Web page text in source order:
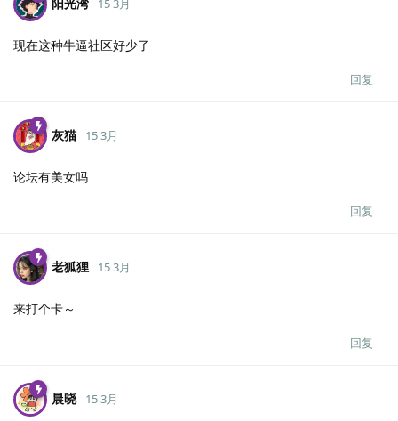
15 3月
现在这种牛逼社区好少了
回复
灰猫 15 3月
论坛有美女吗
回复
老狐狸 15 3月
来打个卡～
回复
晨晓 15 3月